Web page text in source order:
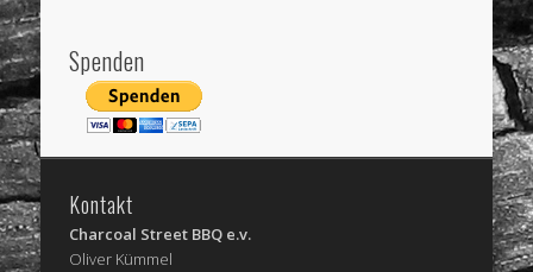
Spenden
Kontakt
Charcoal Street BBQ e.v.
Oliver Kümmel